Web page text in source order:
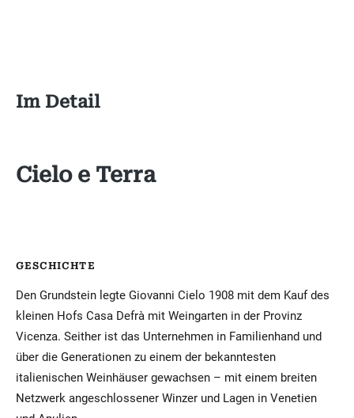
Im Detail
Cielo e Terra
GESCHICHTE
Den Grundstein legte Giovanni Cielo 1908 mit dem Kauf des
kleinen Hofs Casa Defrà mit Weingarten in der Provinz
Vicenza. Seither ist das Unternehmen in Familienhand und
über die Generationen zu einem der bekanntesten
italienischen Weinhäuser gewachsen – mit einem breiten
Netzwerk angeschlossener Winzer und Lagen in Venetien